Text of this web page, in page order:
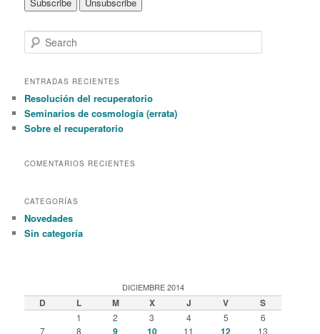
e
r
h
ENTRADAS RECIENTES
Resolución del recuperatorio
Seminarios de cosmología (errata)
Sobre el recuperatorio
COMENTARIOS RECIENTES
CATEGORÍAS
Novedades
Sin categoría
DICIEMBRE 2014
D L M X J V S
1 2 3 4 5
6
7
8 9 10 11 12 13